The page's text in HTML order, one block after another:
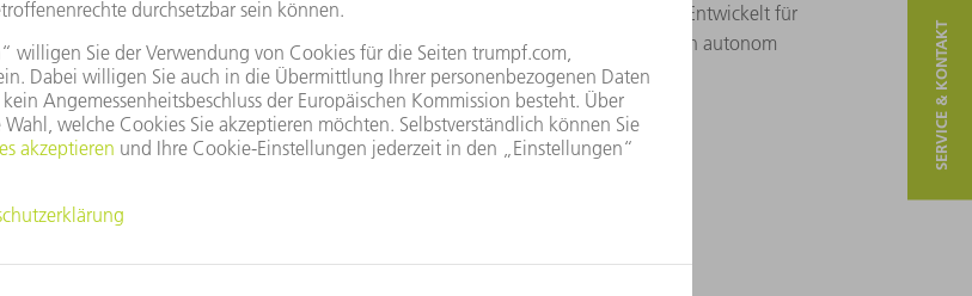
Die ultimative Benchmark für die industrielle Serienfertigung: Entwickelt für
maximale Produktivität und Qualität – schnell, robust und hoch autonom
ZUM PRODUKT SERVICE & KONTAKT